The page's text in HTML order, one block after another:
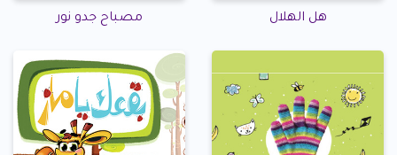
هل الهلال مصباح جدو نور